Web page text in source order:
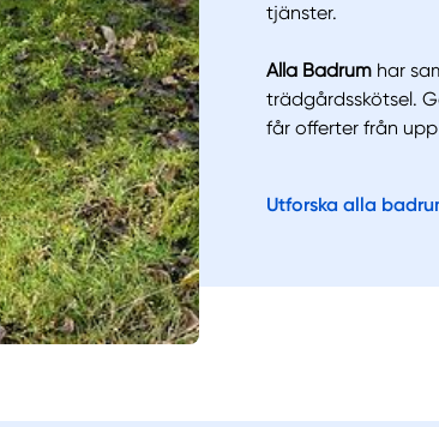
tjänster.
Alla Badrum har
trädgårdsskötsel.
får offerter från
Utforska alla